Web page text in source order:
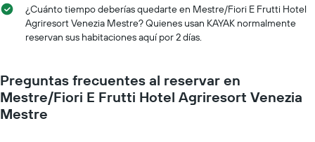
muestra
eje
la
cantidad
de
días
¿Cuánto tiempo deberías quedarte en Mestre/Fiori E Frutti Hotel
Agriresort Venezia Mestre? Quienes usan KAYAK normalmente
reservan sus habitaciones aquí por 2 días.
Preguntas frecuentes al reservar en
Mestre/Fiori E Frutti Hotel Agriresort Venezia
Mestre